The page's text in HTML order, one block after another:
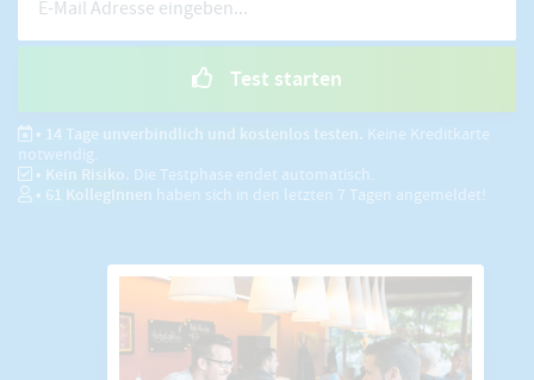
Test starten
• 14 Tage unverbindlich und kostenlos testen. Keine Kreditkarte
notwendig.
• Kein Risiko. Die Testphase endet automatisch.
• 61 KollegInnen haben sich in den letzten 7 Tagen angemeldet!